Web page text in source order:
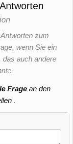
zum
wenn Sie ein
das auch andere
Frage an den
.